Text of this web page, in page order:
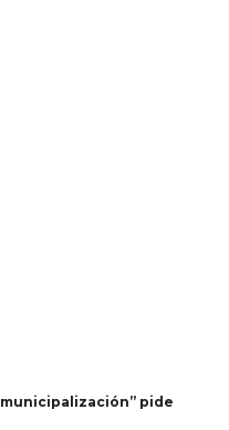
municipalización” pide